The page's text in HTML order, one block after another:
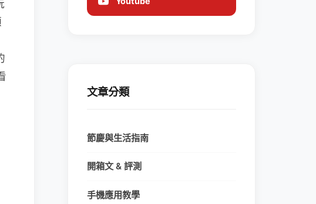
文章分類
節慶與生活指南
開箱文 & 評測
手機應用教學